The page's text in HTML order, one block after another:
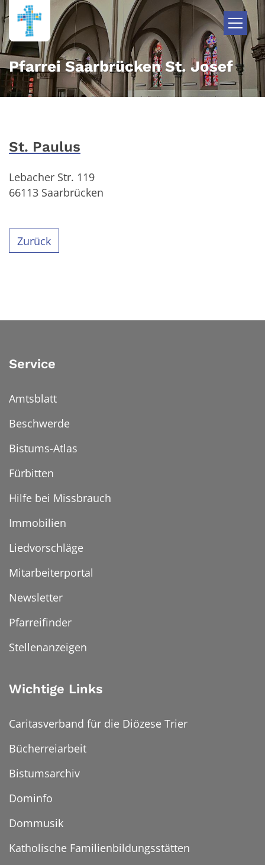
Zum Inhalt springen
Pfarrei Saarbrücken St. Josef
St. Paulus
Lebacher Str. 119
66113 Saarbrücken
Zurück
Service
Amtsblatt
Beschwerde
Bistums-Atlas
Fürbitten
Hilfe bei Missbrauch
Immobilien
Liedvorschläge
Mitarbeiterportal
Newsletter
Pfarreifinder
Stellenanzeigen
Wichtige Links
Caritasverband für die Diözese Trier
Bücherreiarbeit
Bistumsarchiv
Dominfo
Dommusik
Katholische Familienbildungsstätten